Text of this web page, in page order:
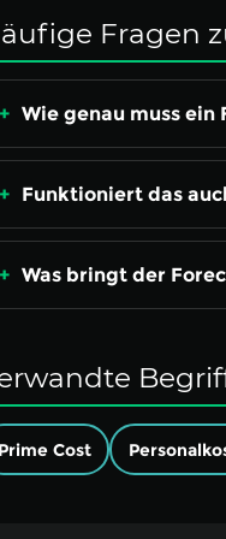
Fragen
Wie genau muss ein
Funktioniert das
Was bringt der
Prime Cost